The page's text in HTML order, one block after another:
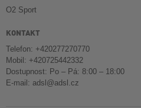
O2 Sport
KONTAKT
Telefon: +420277270770
Mobil: +420725442332
Dostupnost: Po – Pá: 8:00 – 18:00
E-mail: adsl@adsl.cz